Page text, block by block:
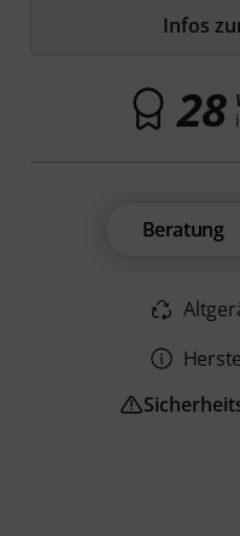
Infos
28
Beratung